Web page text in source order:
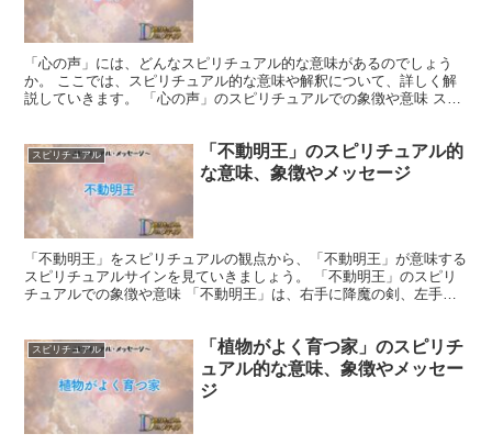
「心の声」には、どんなスピリチュアル的な意味があるのでしょう
か。 ここでは、スピリチュアル的な意味や解釈について、詳しく解
説していきます。 「心の声」のスピリチュアルでの象徴や意味 スピ
スピリチュアル
「不動明王」のスピリチュアル的
な意味、象徴やメッセージ
「不動明王」をスピリチュアルの観点から、「不動明王」が意味する
スピリチュアルサインを見ていきましょう。 「不動明王」のスピリ
チュアルでの象徴や意味 「不動明王」は、右手に降魔の剣、左手に
スピリチュアル
「植物がよく育つ家」のスピリチ
ュアル的な意味、象徴やメッセー
ジ